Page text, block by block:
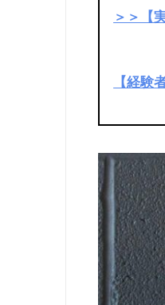
＞＞【
【経験